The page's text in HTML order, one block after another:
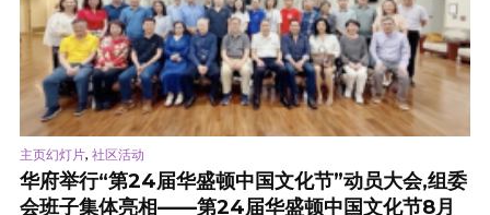
主页幻灯片, 社区活动
华府举行“第24届华盛顿中国文化节”动员大会,组委
会班子集体亮相——第24届华盛顿中国文化节8月